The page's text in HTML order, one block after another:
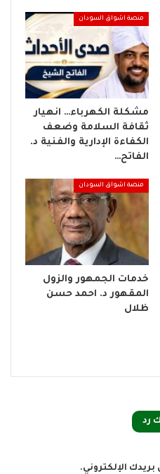
منصة اشواق السودان
مشكلة الكهرباء… انهيار
ثقافة السلامة وضعف
الكفاءة الإدارية والفنية د.
الفاتح…
منصة اشواق السودان
خدمات الجمهور والزول
المقهور د. احمد حسن
ظلال
رد
الإلكتروني.